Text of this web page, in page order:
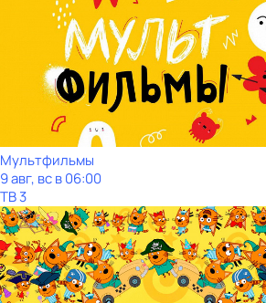
Мультфильмы
9 авг, вс в 06:00
ТВ 3